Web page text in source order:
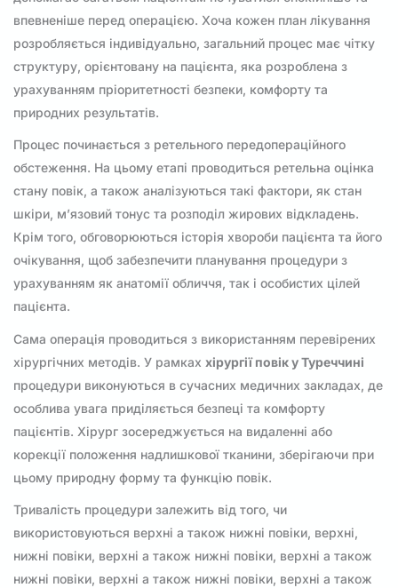
впевненіше перед операцією. Хоча кожен план лікування
розробляється індивідуально, загальний процес має чітку
структуру, орієнтовану на пацієнта, яка розроблена з
урахуванням пріоритетності безпеки, комфорту та
природних результатів.
Процес починається з ретельного передопераційного
обстеження. На цьому етапі проводиться ретельна оцінка
стану повік, а також аналізуються такі фактори, як стан
шкіри, м’язовий тонус та розподіл жирових відкладень.
Крім того, обговорюються історія хвороби пацієнта та його
очікування, щоб забезпечити планування процедури з
урахуванням як анатомії обличчя, так і особистих цілей
пацієнта.
Сама операція проводиться з використанням перевірених
хірургічних методів. У рамках хірургії повік у Туреччині
процедури виконуються в сучасних медичних закладах, де
особлива увага приділяється безпеці та комфорту
пацієнтів. Хірург зосереджується на видаленні або
корекції положення надлишкової тканини, зберігаючи при
цьому природну форму та функцію повік.
Тривалість процедури залежить від того, чи
використовуються верхні а також нижні повіки, верхні,
нижні повіки, верхні а також нижні повіки, верхні а також
нижні повіки, верхні а також нижні повіки, верхні а також